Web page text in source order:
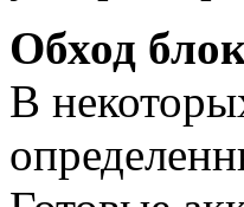
Обход
В